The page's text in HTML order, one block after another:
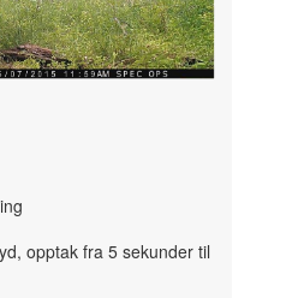
opptak fra 5 sekunder til